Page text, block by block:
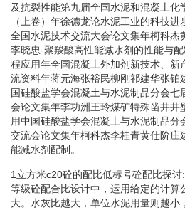
及抗裂性能第九届全国水泥和混凝土化
（上卷）年徐德龙论水泥工业的科技
全国水泥技术交流大会论文集年柯科杰
李晓忠-聚羧酸高性能减水剂的性能与
程应用年全国混凝土外加剂新技术、新
流资料年蒋元海张裕民柳刚祁建华张铂
国硅酸盐学会混凝土与水泥制品分会
会论文集年李功洲王玲煤矿特殊凿井井
用中国硅酸盐学会混凝土与水泥制品
交流会论文集年柯科杰李桂青黄仕阶庄
能减水剂配制。
1立方米c20砼的配比低标号砼配比探
等级砼配合比设计中，运用给定的计算
大。水灰比越大，单位水泥用量则越小